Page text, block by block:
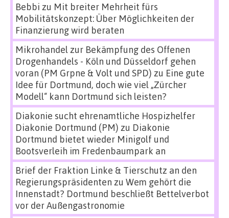
Bebbi zu Mit breiter Mehrheit fürs
Mobilitätskonzept: Über Möglichkeiten der
Finanzierung wird beraten
Mikrohandel zur Bekämpfung des Offenen
Drogenhandels - Köln und Düsseldorf gehen
voran (PM Grpne & Volt und SPD) zu Eine gute
Idee für Dortmund, doch wie viel „Zürcher
Modell“ kann Dortmund sich leisten?
Diakonie sucht ehrenamtliche Hospizhelfer
Diakonie Dortmund (PM) zu Diakonie
Dortmund bietet wieder Minigolf und
Bootsverleih im Fredenbaumpark an
Brief der Fraktion Linke & Tierschutz an den
Regierungspräsidenten zu Wem gehört die
Innenstadt? Dortmund beschließt Bettelverbot
vor der Außengastronomie